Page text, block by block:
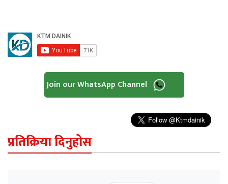
Join our WhatsApp Channel
प्रतिक्रिया दिनुहोस